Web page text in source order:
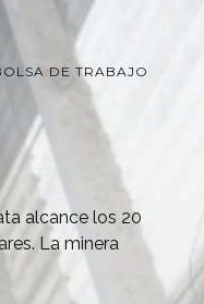
DE TRABAJO
alcance los 20
La minera